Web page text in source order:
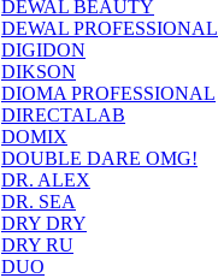
DEWAL BEAUTY
DEWAL PROFESSIONAL
DIGIDON
DIKSON
DIOMA PROFESSIONAL
DIRECTALAB
DOMIX
DOUBLE DARE OMG!
DR. ALEX
DR. SEA
DRY DRY
DRY RU
DUO